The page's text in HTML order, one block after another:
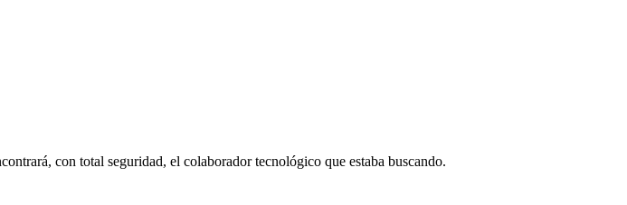
con total seguridad, el colaborador tecnológico que estaba buscando.